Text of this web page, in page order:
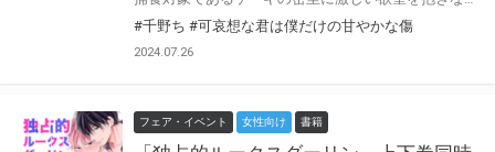
#千野ち #可哀想な君は僕だけの甘やかな傷
2024.07.26
フェア・イベント 女性向け 書籍